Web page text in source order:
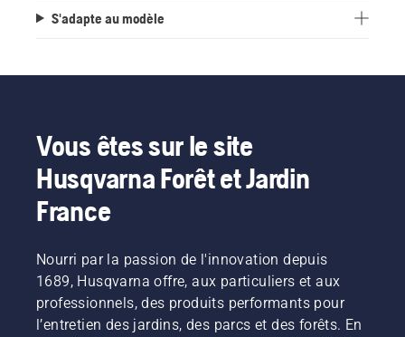
S'adapte au modèle
Vous êtes sur le site
Husqvarna Forêt et Jardin
France
Nourri par la passion de l'innovation depuis
1689, Husqvarna offre, aux particuliers et aux
professionnels, des produits performants pour
l’entretien des jardins, des parcs et des forêts. En